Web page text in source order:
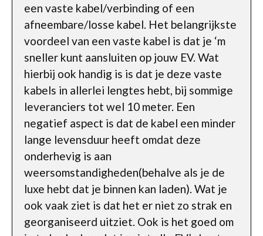
een vaste kabel/verbinding of een
afneembare/losse kabel. Het belangrijkste
voordeel van een vaste kabel is dat je ‘m
sneller kunt aansluiten op jouw EV. Wat
hierbij ook handig is is dat je deze vaste
kabels in allerlei lengtes hebt, bij sommige
leveranciers tot wel 10 meter. Een
negatief aspect is dat de kabel een minder
lange levensduur heeft omdat deze
onderhevig is aan
weersomstandigheden(behalve als je de
luxe hebt dat je binnen kan laden). Wat je
ook vaak ziet is dat het er niet zo strak en
georganiseerd uitziet. Ook is het goed om